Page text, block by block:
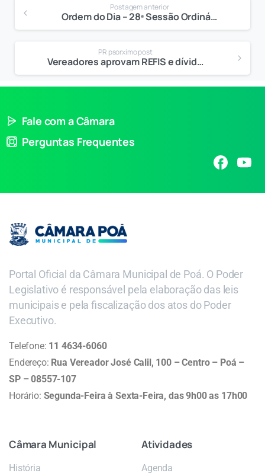
Postagem anterior
Ordem do Dia – 28ª Sessão Ordinária
PR psorximo post
Vereadores aprovam REFIS e dívida poderá ser parcelada em até 36 vezes
Fale com a Câmara
Perguntas Frequentes
Portal Oficial da Câmara Municipal de Poá. O Poder
Legislativo é responsável pela elaboração das leis
municipais e pela fiscalização dos atos do Poder
Executivo.
Telefone: 11 4634-6060
Endereço: Rua Vereador José Calil, 100 – Centro – Poá –
SP – 08557-107
Horário: Segunda-Feira à Sexta-Feira, das 9h00 as 17h00
Câmara Municipal
História
Atividades
Agenda